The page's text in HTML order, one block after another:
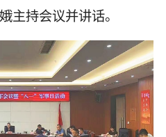
主持会议并讲话。